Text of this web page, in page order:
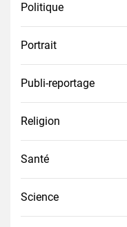
Politique
Portrait
Publi-reportage
Religion
Santé
Science